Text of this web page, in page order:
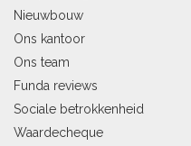
Nieuwbouw
Ons kantoor
Ons team
Funda reviews
Sociale betrokkenheid
Waardecheque